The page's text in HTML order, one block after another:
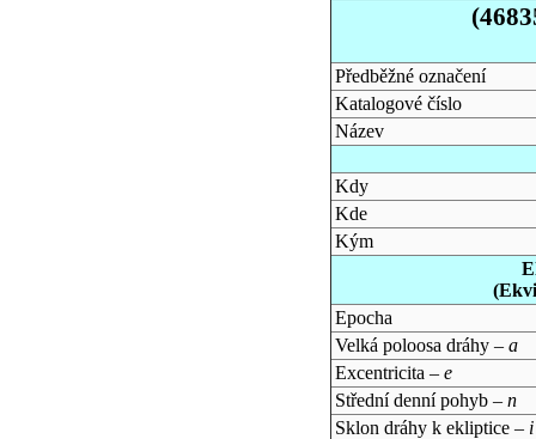
Předběžné označení
Katalogové číslo
Název
Kdy
Kde
Kým
Epocha
Velká poloosa dráhy – a
Excentricita – e
Střední denní pohyb – n
Sklon dráhy k ekliptice – i